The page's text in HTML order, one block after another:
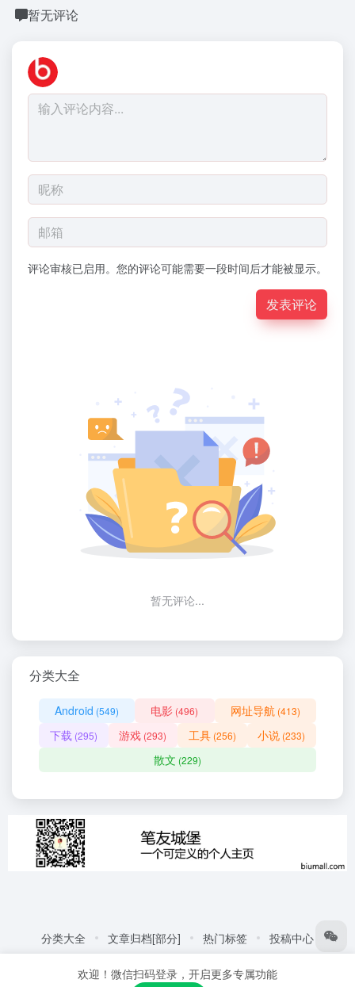
暂无评论
评论审核已启用。您的评论可能需要一段时间后才能被显示。
发表评论
暂无评论...
分类大全
Android (549) 电影 (496) 网址导航 (413)
下载 (295) 游戏 (293) 工具(256) 小说 (233)
散文 (229)
分类大全 文章归档[部分] 热门标签
投稿中心
欢迎！微信扫码登录，开启更多专属功能